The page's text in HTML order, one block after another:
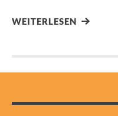
WEITERLESEN